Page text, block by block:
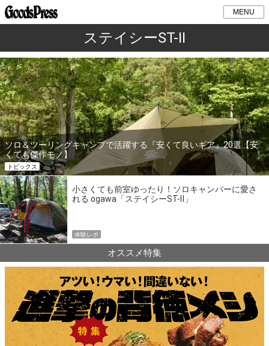
MENU
ステイシーST-Ⅱ
ソロ＆ツーリングキャンプで活躍する『安くて良いギア』20選【安
くても傑作モノ】
トピックス
小さくても前室ゆったり！ソロキャンパーに愛さ
れる ogawa「ステイシーST-Ⅱ」
体験レポ
オススメ特集